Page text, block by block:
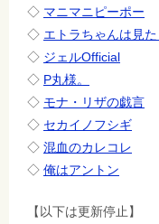
◇ マニマニピーポー
◇ エトラちゃんは見た
◇ ジェルOfficial
◇ P丸様。
◇ モナ・リザの戯言
◇ セカイノフシギ
◇ 混血のカレコレ
◇ 俺はアントン
【以下は更新停止】